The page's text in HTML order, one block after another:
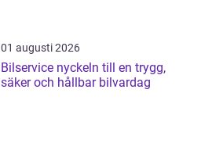
01 augusti 2026
Bilservice nyckeln till en trygg,
säker och hållbar bilvardag